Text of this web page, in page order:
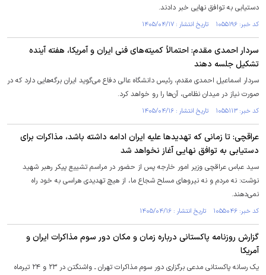
دستیابی به توافق نهایی خبر دادند.
کد خبر: ۱۰۵۵۱۹۶ تاریخ انتشار : ۱۴۰۵/۰۴/۱۷
سردار احمدی مقدم: احتمالاً کمیته‌های فنی ایران و آمریکا، هفته آینده
تشکیل جلسه دهند
سردار اسماعیل احمدی مقدم، رئیس دانشگاه عالی دفاع می‌گوید ایران برگه‌هایی دارد که در
صورت نیاز در میدان نظامی، آن‌ها را رو خواهد کرد.
کد خبر: ۱۰۵۵۱۱۳ تاریخ انتشار : ۱۴۰۵/۰۴/۱۶
عراقچی: تا زمانی که تهدیدها علیه ایران ادامه داشته باشد، مذاکرات برای
دستیابی به توافق نهایی آغاز نخواهد شد
سید عباس عراقچی وزیر امور خارجه پس از حضور در مراسم تشییع پیکر رهبر شهید
نوشت: نه مردم و نه نیروهای مسلح شجاع ما، از هیچ تهدیدی هراسی به خود راه
نمی‌دهند.
کد خبر: ۱۰۵۵۰۴۶ تاریخ انتشار : ۱۴۰۵/۰۴/۱۶
گزارش روزنامه پاکستانی درباره زمان و مکان دور سوم مذاکرات ایران و
آمریکا
یک رسانه پاکستانی مدعی برگزاری دور سوم مذاکرات تهران ـ واشنگتن در ۲۳ و ۲۴ تیرماه